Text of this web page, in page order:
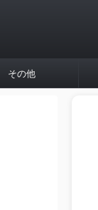
その他